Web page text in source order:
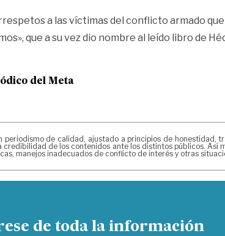
a las víctimas del conflicto armado
que a su vez dio nombre al leído libro de
del Meta
periodismo de calidad, ajustado a principios de
de los contenidos ante los distintos públicos. Así
manejos inadecuados de conflicto de interés y otras
de toda la información